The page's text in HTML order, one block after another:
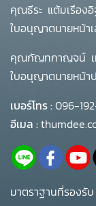
คุณธีระ แต้มเรือง
ใบอนุญาตนายหน้า
คุณกัญทกาญจน์ เ
ใบอนุญาตนายหน้า
เบอร์โทร :096-
อีเมล :
มาตราฐานที่รองรับ